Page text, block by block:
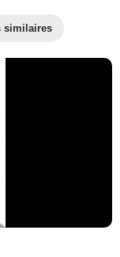
similaires